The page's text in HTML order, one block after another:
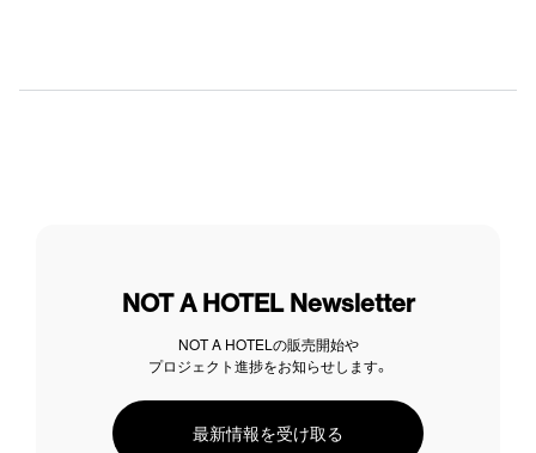
NOT A HOTEL Newsletter
NOT A HOTELの販売開始や
プロジェクト進捗をお知らせします。
最新情報を受け取る